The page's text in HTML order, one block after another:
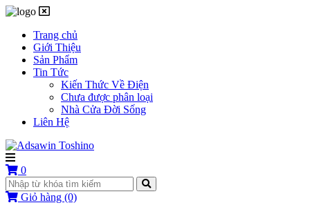
Trang chủ
Giới Thiệu
Sản Phẩm
Tin Tức
Kiến Thức Về Điện
Chưa được phân loại
Nhà Cửa Đời Sống
Liên Hệ
0
Giỏ hàng (0)